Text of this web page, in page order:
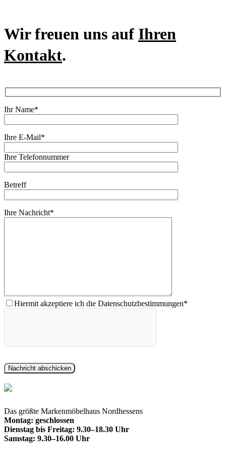
Wir freuen uns auf Ihren
Kontakt.
Ihr Name*
Ihre E-Mail*
Ihre Telefonnummer
Betreff
Ihre Nachricht*
Hiermit akzeptiere ich die Datenschutzbestimmungen*
Das größte Markenmöbelhaus Nordhessens
Montag: geschlossen
Dienstag bis Freitag: 9.30–18.30 Uhr
Samstag: 9.30–16.00 Uhr